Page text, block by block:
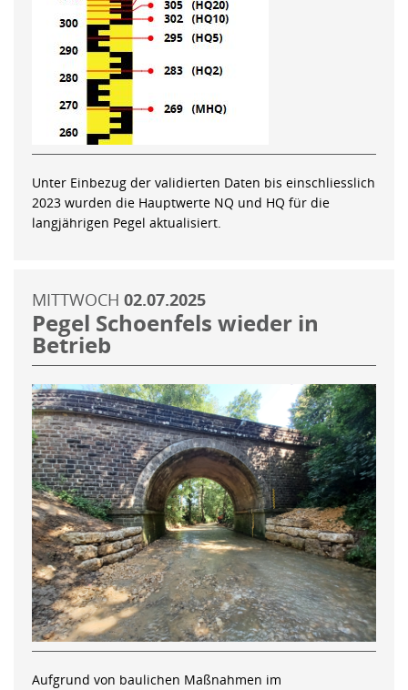
Unter Einbezug der validierten Daten bis einschliesslich
2023 wurden die Hauptwerte NQ und HQ für die
langjährigen Pegel aktualisiert.
MITTWOCH 02.07.2025
Pegel Schoenfels wieder in
Betrieb
Aufgrund von baulichen Maßnahmen im